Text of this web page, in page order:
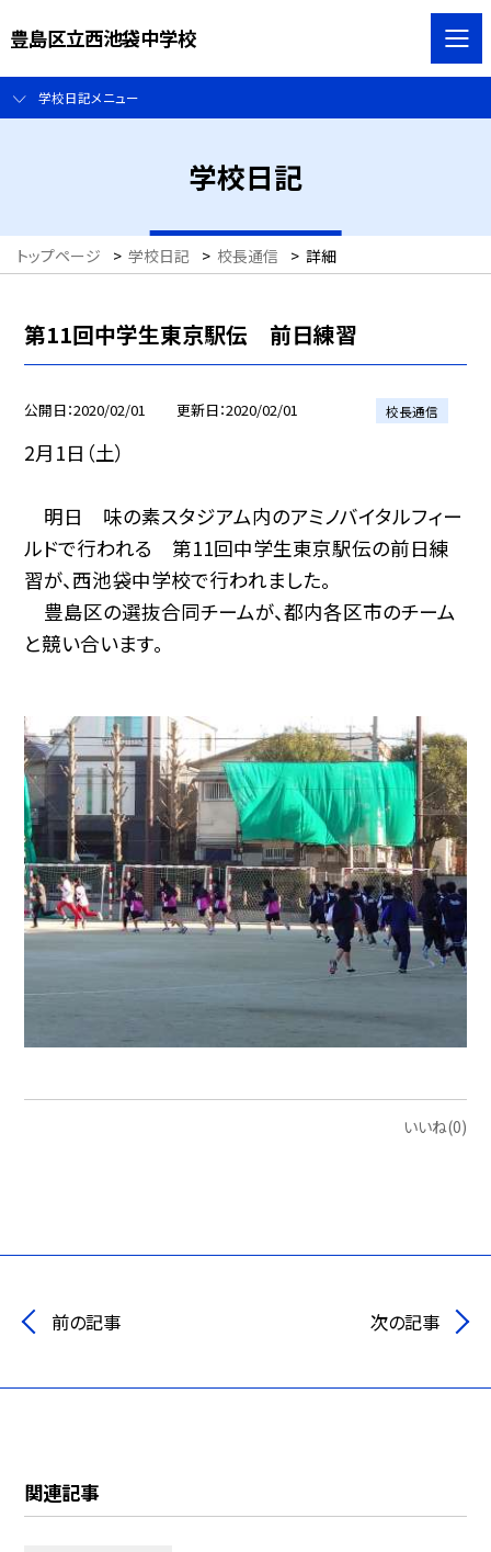
豊島区立西池袋中学校
学校日記メニュー
学校日記
トップページ > 学校日記 > 校長通信 > 詳細
第11回中学生東京駅伝 前日練習
公開日 2020/02/01 更新日 2020/02/01 校長通信
2月1日（土）
明日 味の素スタジアム内のアミノバイタルフィー
ルドで行われる 第11回中学生東京駅伝の前日練
習が、西池袋中学校で行われました。
豊島区の選抜合同チームが、都内各区市のチーム
と競い合います。
いいね(0)
前の記事 次の記事
関連記事